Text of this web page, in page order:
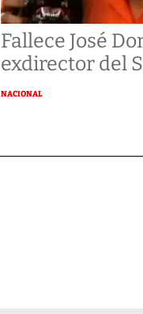
Fallece José
exdirector del
NACIONAL